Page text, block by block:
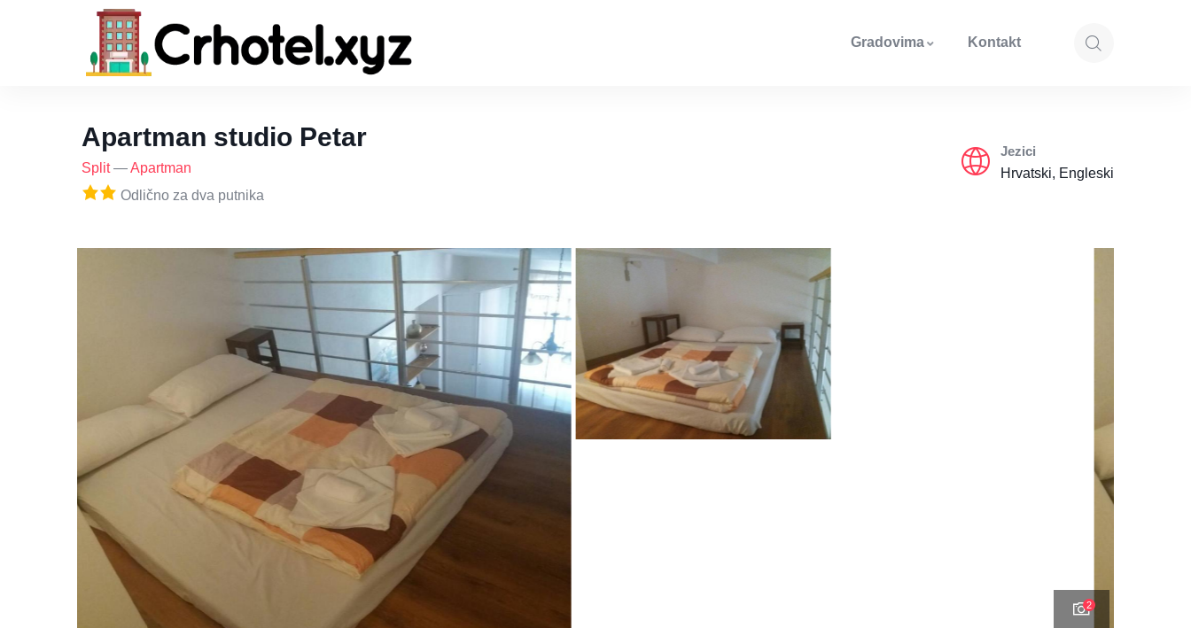
Gradovima Kontakt
Apartman studio Petar
Split—Apartman
Odlično za dva putnika
Jezici
Hrvatski, Engleski
2